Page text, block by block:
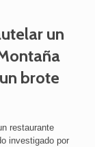
un
brote
restaurante
investigado por